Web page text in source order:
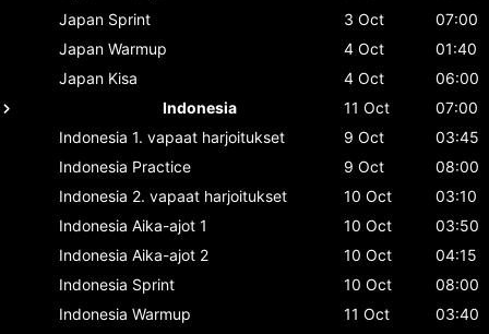
Japan Sprint 3 Oct
07:00
Japan Warmup 4 Oct
01:40
Japan Kisa 4 Oct
06:00
Indonesia
11 Oct
07:00
Indonesia 1. vapaat harjoitukset 9 Oct
03:45
Indonesia Practice 9 Oct
08:00
Indonesia 2. vapaat harjoitukset 10 Oct
03:10
Indonesia Aika-ajot 1 10 Oct
03:50
Indonesia Aika-ajot 2 10 Oct
04:15
Indonesia Sprint 10 Oct
08:00
Indonesia Warmup 11 Oct
03:40